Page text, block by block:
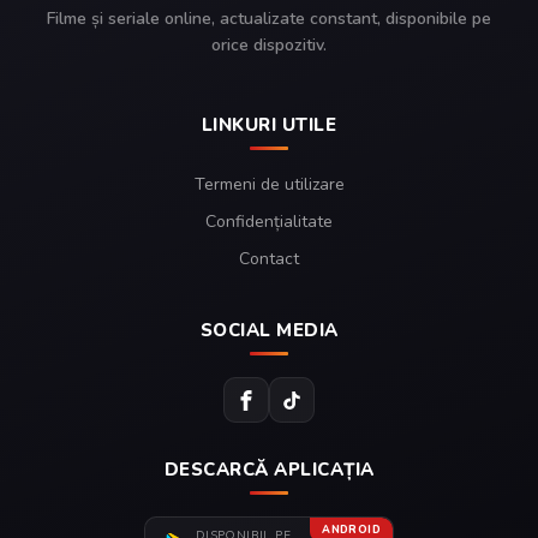
Filme și seriale online, actualizate constant, disponibile pe
orice dispozitiv.
LINKURI UTILE
Termeni de utilizare
Confidențialitate
Contact
SOCIAL MEDIA
DESCARCĂ APLICAȚIA
ANDROID